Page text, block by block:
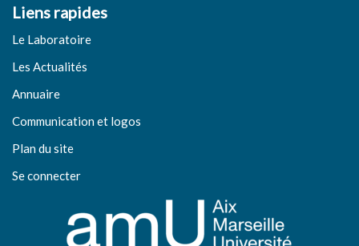
Liens rapides
Le Laboratoire
Les Actualités
Annuaire
Communication et logos
Plan du site
Se connecter